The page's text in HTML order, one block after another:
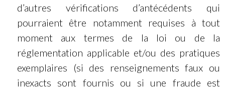
d’autres vérifications d’antécédents qui
pourraient être notamment requises à tout
moment aux termes de la loi ou de la
réglementation applicable et/ou des pratiques
exemplaires (si des renseignements faux ou
inexacts sont fournis ou si une fraude est